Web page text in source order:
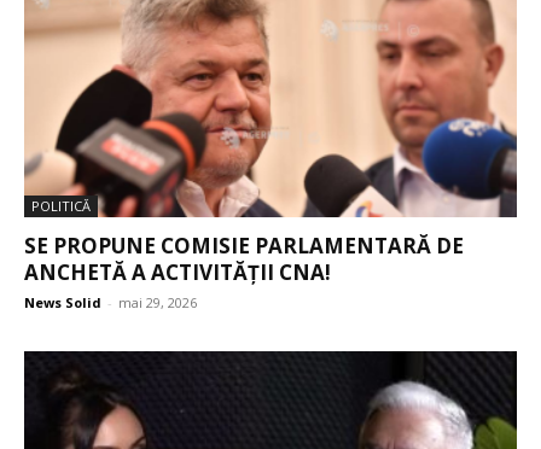
POLITICĂ
SE PROPUNE COMISIE PARLAMENTARĂ DE
ANCHETĂ A ACTIVITĂȚII CNA!
News Solid - mai 29, 2026